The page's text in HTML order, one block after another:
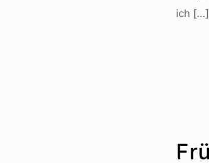
ich […]